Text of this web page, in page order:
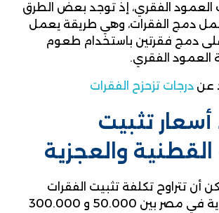
العمود الفقري، إذ توجد بعض الطرق
دمج الفقرات، وهي طريقة يعمل
دمج فقرتين باستخدام طعوم
العمود الفقري.
عندرجات تزحزح الفقرات
تثبيت
القطنية والعجزية
أن تتراوح تكلفة تثبيت الفقرات
القطنية العجزية في مصر بين 50.000 و 300.000